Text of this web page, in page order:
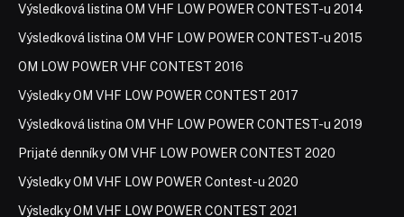
Výsledková listina OM VHF LOW POWER CONTEST-u 2014
Výsledková listina OM VHF LOW POWER CONTEST-u 2015
OM LOW POWER VHF CONTEST 2016
Výsledky OM VHF LOW POWER CONTEST 2017
Výsledková listina OM VHF LOW POWER CONTEST-u 2019
Prijaté denníky OM VHF LOW POWER CONTEST 2020
Výsledky OM VHF LOW POWER Contest-u 2020
Výsledky OM VHF LOW POWER CONTEST 2021